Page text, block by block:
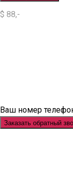
$ 88,-
Ваш номер
Заказать обратный